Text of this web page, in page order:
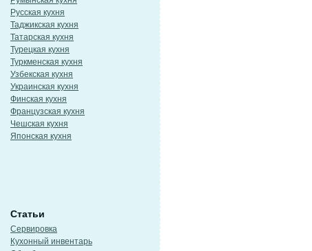
Русская кухня
Таджикская кухня
Татарская кухня
Турецкая кухня
Туркменская кухня
Узбекская кухня
Украинская кухня
Финская кухня
Французская кухня
Чешская кухня
Японская кухня
Статьи
Сервировка
Кухонный инвентарь